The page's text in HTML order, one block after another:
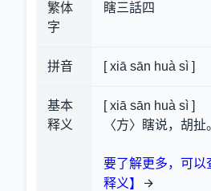
繁体
字
瞎三話四
拼音 [ xiā sān huà sì ]
基本
释义
[ xiā sān huà sì ]
〈方〉瞎说，胡扯
要了解更多，可以
释义】